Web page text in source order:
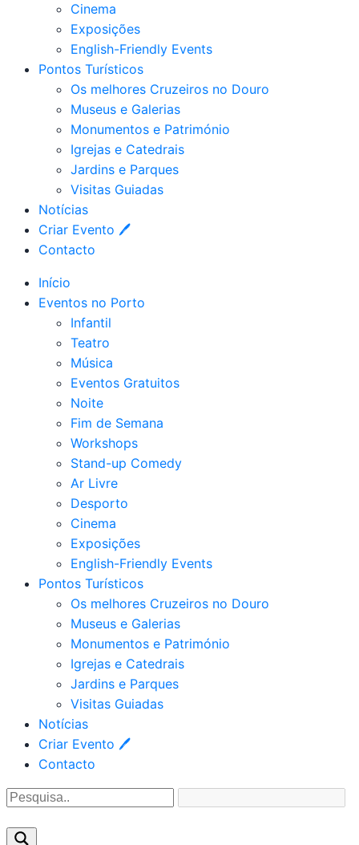
Cinema
Exposições
English-Friendly Events
Pontos Turísticos
Os melhores Cruzeiros no Douro​
Museus e Galerias
Monumentos e Património
Igrejas e Catedrais
Jardins e Parques
Visitas Guiadas
Notícias
Criar Evento 🖊
Contacto
Início
Eventos no Porto
Infantil
Teatro
Música
Eventos Gratuitos
Noite
Fim de Semana
Workshops
Stand-up Comedy
Ar Livre
Desporto
Cinema
Exposições
English-Friendly Events
Pontos Turísticos
Os melhores Cruzeiros no Douro​
Museus e Galerias
Monumentos e Património
Igrejas e Catedrais
Jardins e Parques
Visitas Guiadas
Notícias
Criar Evento 🖊
Contacto